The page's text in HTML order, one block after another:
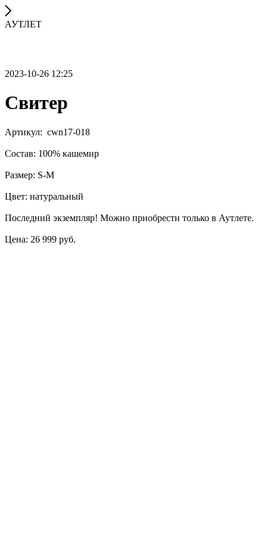
АУТЛЕТ
2023-10-26 12:25
Свитер
Артикул: cwn17-018
Состав: 100% кашемир
Размер: S-M
Цвет: натуральный
Последний экземпляр! Можно приобрести только в Аутлете.
Цена: 26 999 руб.